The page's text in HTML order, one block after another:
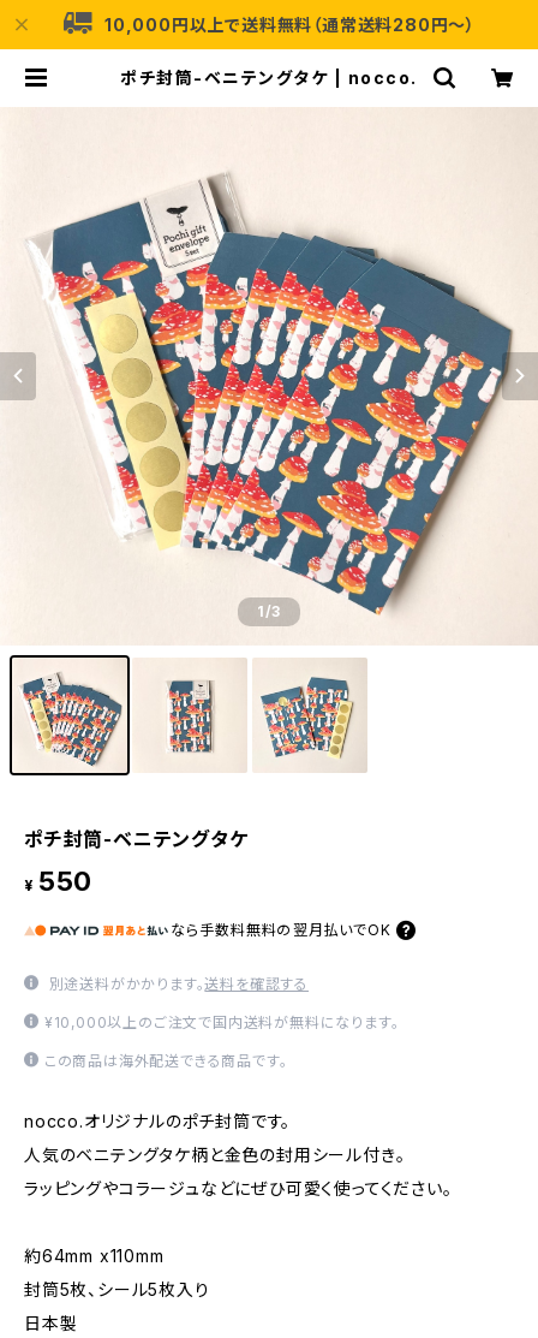
10,000円以上で送料無料（通常送料280円〜）
ポチ封筒-ベニテングタケ | nocco.
1/3
ポチ封筒-ベニテングタケ
¥ 550
なら 手数料無料の 翌月払いでOK
別途送料がかかります。送料を確認する
¥10,000以上のご注文で国内送料が無料になります。
この商品は海外配送できる商品です。
nocco.オリジナルのポチ封筒です。
人気のベニテングタケ柄と金色の封用シール付き。
ラッピングやコラージュなどにぜひ可愛く使ってください。
約64mm x110mm
封筒5枚、シール5枚入り
日本製